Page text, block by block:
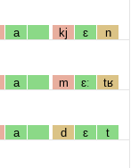
a kj ɛ n
a m ɛː tʁ
a d ɛ t